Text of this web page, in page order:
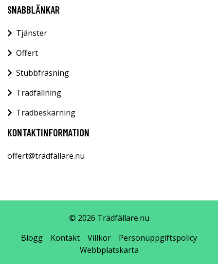
SNABBLÄNKAR
Tjänster
Offert
Stubbfräsning
Trädfällning
Trädbeskärning
KONTAKTINFORMATION
offert@trädfällare.nu
© 2026 Trädfällare.nu
Blogg
Kontakt Villkor
Personuppgiftspolicy
Webbplatskarta